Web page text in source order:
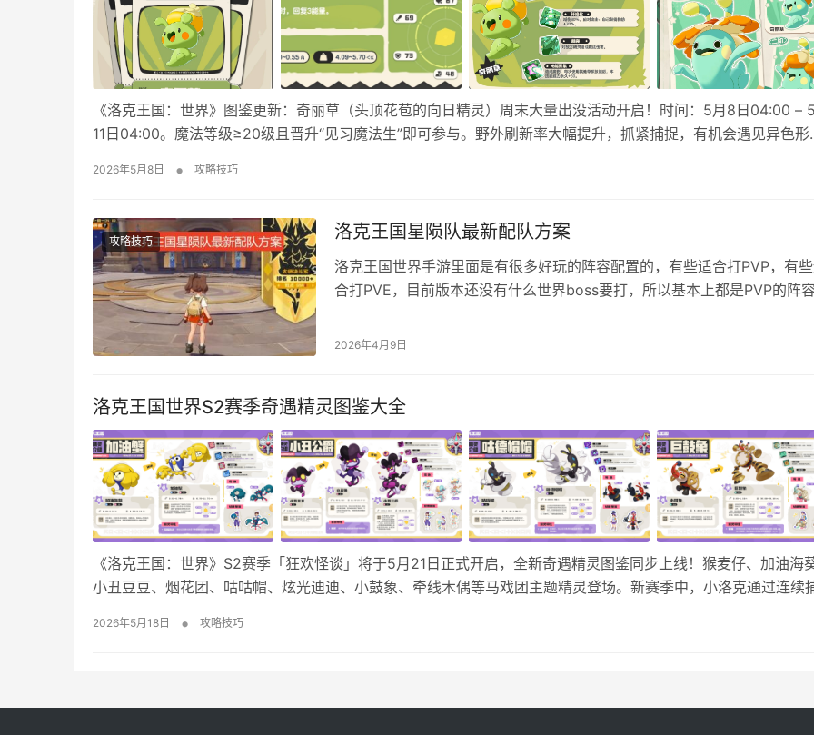
《洛克王国：世界》图鉴更新：奇丽草（头顶花苞的向日精灵）周末大量出没活动开启！时间：5月8日04:00 –
11日04:00。魔法等级≥20级且晋升“见习魔法生”即可参与。野外刷新率大幅提升，抓紧捕捉，有机会遇见异色形
末活动预告「奇丽…
2026年5月8日 • 攻略技巧
攻略技巧 洛克王国星陨队最新配队方案
洛克王国世界手游里面是有很多好玩的阵容配置的，有些适合打PVP，有
合打PVE，目前版本还没有什么世界boss要打，所以基本上都是PVP的阵
位。 星陨队阵容推荐 星陨队的核心就是怖哭菇、落陨星兔、龙息帕尔，然
2026年4月9日
洛克王国世界S2赛季奇遇精灵图鉴大全
《洛克王国：世界》S2赛季「狂欢怪谈」将于5月21日正式开启，全新奇遇精灵图鉴同步上线！猴麦仔、加油海葵
小丑豆豆、烟花团、咕咕帽、炫光迪迪、小鼓象、牵线木偶等马戏团主题精灵登场。新赛季中，小洛克通过连续
国：世界》S2赛季奇遇精灵图鉴 加油海葵 小丑…
2026年5月18日 • 攻略技巧